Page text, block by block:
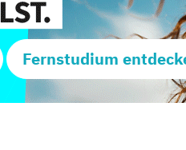
Fernstudium